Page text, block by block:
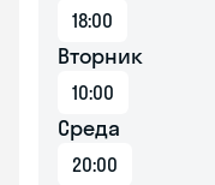
18:00
Вторник
10:00
Среда
20:00